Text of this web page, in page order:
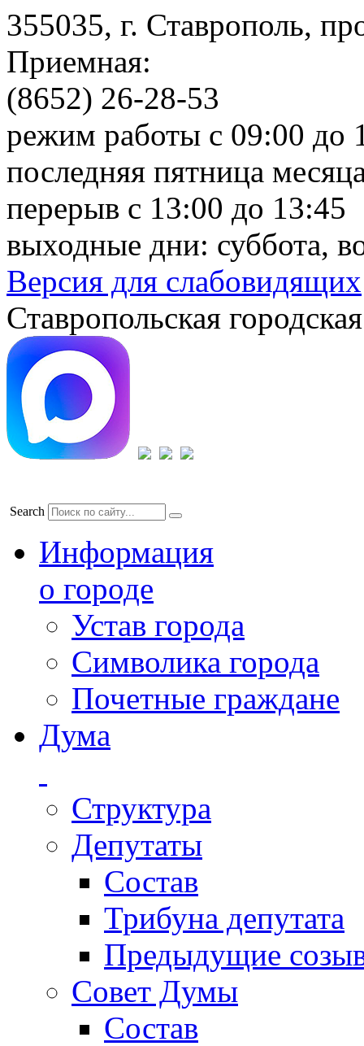
355035, г. Ставрополь,
Приемная:
(8652) 26-28-53
режим работы с 09:00 до
последняя пятница
перерыв с 13:00 до 13:45
выходные дни: суббота,
Версия для слабовидящих
Ставропольская
Search
Информация
о городе
Устав города
Символика города
Почетные граждане
Дума
Структура
Депутаты
Состав
Трибуна депутата
Предыдущие
Совет Думы
Состав